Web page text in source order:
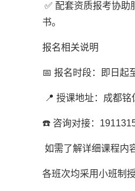
✅ 配套资质报考协
书。
报名相关说明
📅 报名时段：即日起
📍 授课地址：成都
☎️ 咨询对接：
如需了解详细课程内
各班次均采用小班制